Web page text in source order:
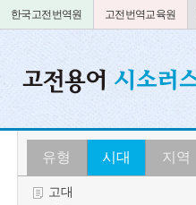
한국고전번역원 고전번역교육원
유형 시대 지역
고대